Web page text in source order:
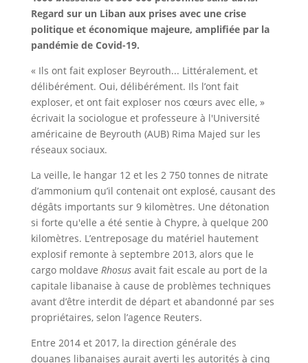
Regard sur un Liban aux prises avec une crise
politique et économique majeure, amplifiée par la
pandémie de Covid-19.
« Ils ont fait exploser Beyrouth... Littéralement, et
délibérément. Oui, délibérément. Ils l’ont fait
exploser, et ont fait exploser nos cœurs avec elle, »
écrivait la sociologue et professeure à l'Université
américaine de Beyrouth (AUB) Rima Majed sur les
réseaux sociaux.
La veille, le hangar 12 et les 2 750 tonnes de nitrate
d’ammonium qu’il contenait ont explosé, causant des
dégâts importants sur 9 kilomètres. Une détonation
si forte qu'elle a été sentie à Chypre, à quelque 200
kilomètres. L’entreposage du matériel hautement
explosif remonte à septembre 2013, alors que le
cargo moldave Rhosusavait fait escale au port de la
capitale libanaise à cause de problèmes techniques
avant d’être interdit de départ et abandonné par ses
propriétaires, selon l’agence Reuters.
Entre 2014 et 2017, la direction générale des
douanes libanaises aurait averti les autorités à cinq